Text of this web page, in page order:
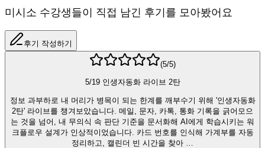
미시소 수강생들이 직접 남긴 후기를 모아봤어요
후기 작성하기
(5/5)
5/19 인생자동화 라이브 2탄
정보 과부하로 내 머리가 병목이 되는 한계를 깨부수기 위해 '인생자동화
2탄' 라이브를 챙겨보았습니다. 메일, 문자, 카톡, 통화 기록을 긁어모으
는 것을 넘어, 내 무의식 속 판단 기준을 문서화해 AI에게 학습시키는 워
크플로우 설계가 인상적이었습니다. 카드 번호를 인식해 가계부를 자동
정리하고, 캘린더 빈 시간을 찾아 …